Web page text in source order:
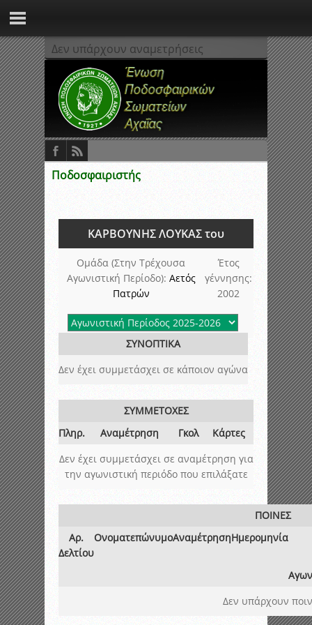
Δεν υπάρχουν αναμετρήσεις
Ποδοσφαιριστής
ΚΑΡΒΟΥΝΗΣ ΛΟΥΚΑΣ του
Ομάδα (Στην Τρέχουσα
Αγωνιστική Περίοδο): Αετός
Πατρών
Έτος
γέννησης:
2002
ΣΥΝΟΠΤΙΚΑ
Δεν έχει συμμετάσχει σε κάποιον αγώνα
ΣΥΜΜΕΤΟΧΕΣ
Πληρ.
Αναμέτρηση Γκολ
Κάρτες
Δεν έχει συμμετάσχει σε αναμέτρηση για
την αγωνιστική περιόδο που επιλάξατε
ΠΟΙΝΕΣ
Αρ.
Δελτίου
ΟνοματεπώνυμοΑναμέτρησηΗμερομηνία
Δεν υπάρχουν